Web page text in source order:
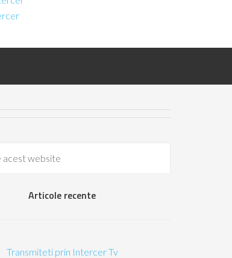
Articole recente
Transmiteti prin Intercer Tv